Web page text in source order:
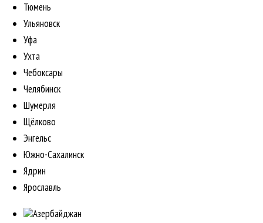
Тюмень
Ульяновск
Уфа
Ухта
Чебоксары
Челябинск
Шумерля
Щёлково
Энгельс
Южно-Сахалинск
Ядрин
Ярославль
Азербайджан